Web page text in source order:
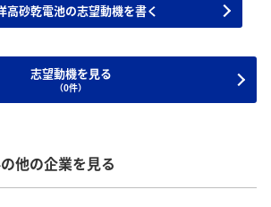
高砂乾電池の志望動機を書く
志望動機を見る
（0件）
他の企業を見る